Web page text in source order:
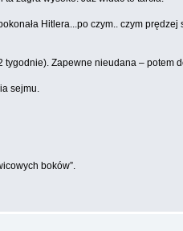
Hitlera...po czym.. czym prędzej
Zapewne nieudana –
sejmu.
boków”.